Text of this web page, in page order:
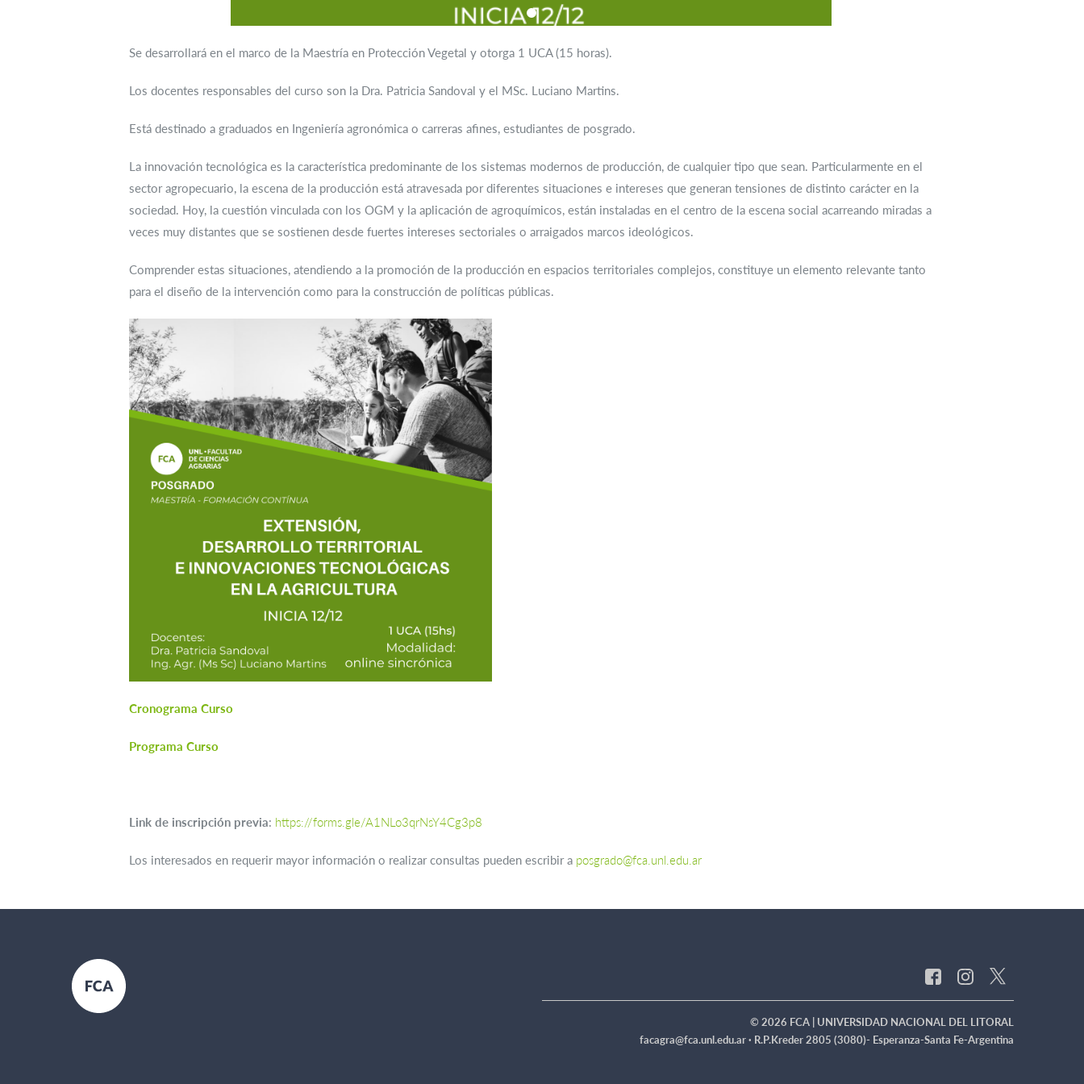
Se desarrollará en el marco de la Maestría en Protección Vegetal y otorga 1 UCA (15 horas).
Los docentes responsables del curso son la Dra. Patricia Sandoval y el MSc. Luciano Martins.
Está destinado a graduados en Ingeniería agronómica o carreras afines, estudiantes de posgrado.
La innovación tecnológica es la característica predominante de los sistemas modernos de producción, de cualquier tipo que sean. Particularmente en el
sector agropecuario, la escena de la producción está atravesada por diferentes situaciones e intereses que generan tensiones de distinto carácter en la
sociedad. Hoy, la cuestión vinculada con los OGM y la aplicación de agroquímicos, están instaladas en el centro de la escena social acarreando miradas a
veces muy distantes que se sostienen desde fuertes intereses sectoriales o arraigados marcos ideológicos.
Comprender estas situaciones, atendiendo a la promoción de la producción en espacios territoriales complejos, constituye un elemento relevante tanto
para el diseño de la intervención como para la construcción de políticas públicas.
Cronograma Curso
Programa Curso
Link de inscripción previa: https://forms.gle/A1NLo3qrNsY4Cg3p8
Los interesados en requerir mayor información o realizar consultas pueden escribir a posgrado@fca.unl.edu.ar
© 2026 FCA | UNIVERSIDAD NACIONAL DEL LITORAL
facagra@fca.unl.edu.ar · R.P.Kreder 2805 (3080)- Esperanza-Santa Fe-Argentina